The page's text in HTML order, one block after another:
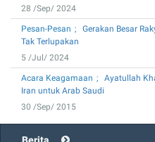
28 /Sep/ 2024
Pesan-Pesan
Gerakan Besar
Tak Terlupakan
5 /Jul/ 2024
Acara Keagamaan
Ayatullah
Iran untuk Arab Saudi
30 /Sep/ 2015